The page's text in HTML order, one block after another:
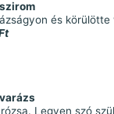
és
Legyen szó